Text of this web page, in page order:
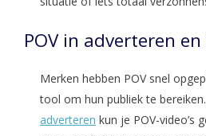
POV in adverteren
Merken hebben POV snel
tool om hun publiek te
adverteren kun je POV-video’s